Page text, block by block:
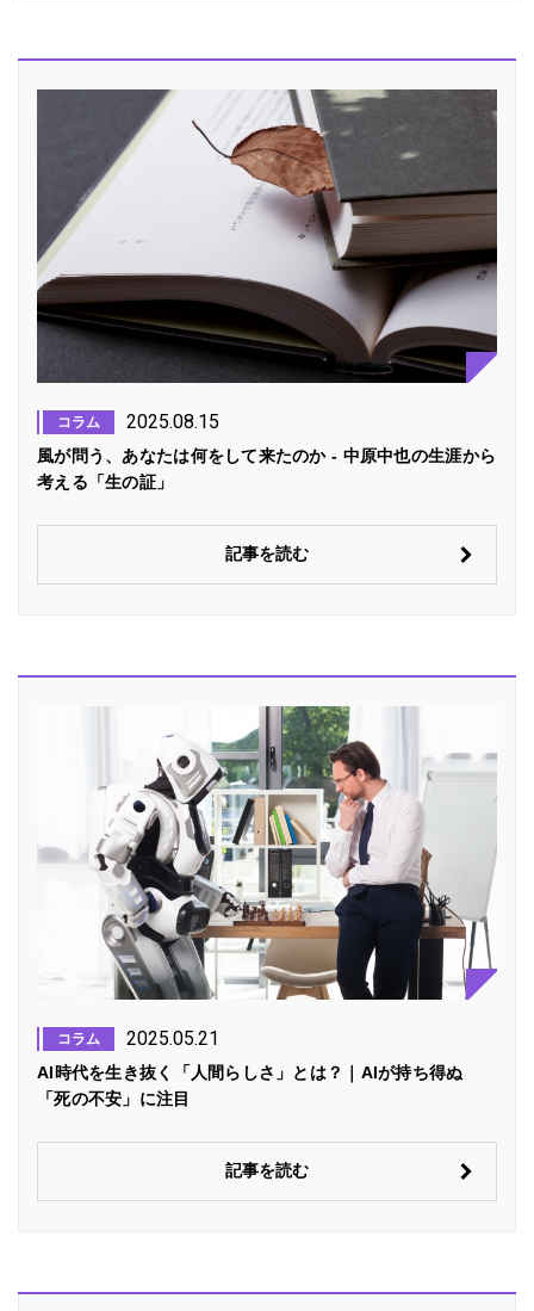
コラム 2025.08.15
風が問う、あなたは何をして来たのか - 中原中也の生涯から
考える「生の証」
記事を読む
コラム 2025.05.21
AI時代を生き抜く「人間らしさ」とは？｜AIが持ち得ぬ
「死の不安」に注目
記事を読む